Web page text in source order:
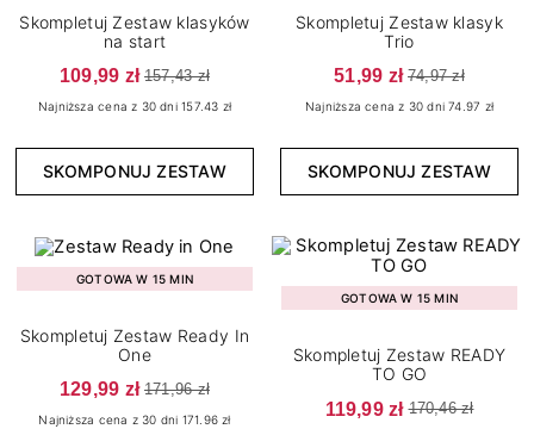
Skompletuj Zestaw klasyków
na start
109,99 zł 157,43 zł
Najniższa cena z 30 dni 157.43 zł
SKOMPONUJ ZESTAW
Skompletuj Zestaw klasyk
Trio
51,99 zł 74,97 zł
Najniższa cena z 30 dni 74.97 zł
SKOMPONUJ ZESTAW
GOTOWA W 15 MIN
Skompletuj Zestaw Ready In
One
129,99 zł 171,96 zł
Najniższa cena z 30 dni 171.96 zł
GOTOWA W 15 MIN
Skompletuj Zestaw READY
TO GO
119,99 zł 170,46 zł